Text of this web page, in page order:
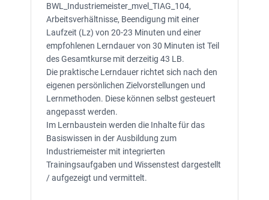
BWL_Industriemeister_mvel_TIAG_104,
Arbeitsverhältnisse, Beendigung mit einer
Laufzeit (Lz) von 20-23 Minuten und einer
empfohlenen Lerndauer von 30 Minuten ist Teil
des Gesamtkurse mit derzeitig 43 LB.
Die praktische Lerndauer richtet sich nach den
eigenen persönlichen Zielvorstellungen und
Lernmethoden. Diese können selbst gesteuert
angepasst werden.
Im Lernbaustein werden die Inhalte für das
Basiswissen in der Ausbildung zum
Industriemeister mit integrierten
Trainingsaufgaben und Wissenstest dargestellt
/ aufgezeigt und vermittelt.